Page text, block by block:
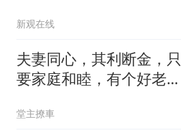
新观在线
夫妻同心，其利断金，只
要家庭和睦，有个好老
堂主撩車